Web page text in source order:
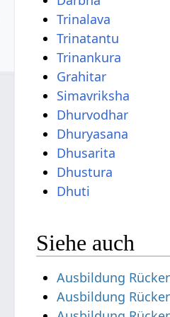
Trinalava
Trinatantu
Trinankura
Grahitar
Simavriksha
Dhurvodhar
Dhuryasana
Dhusarita
Dhustura
Dhuti
Siehe auch
Ausbildung
Ausbildung